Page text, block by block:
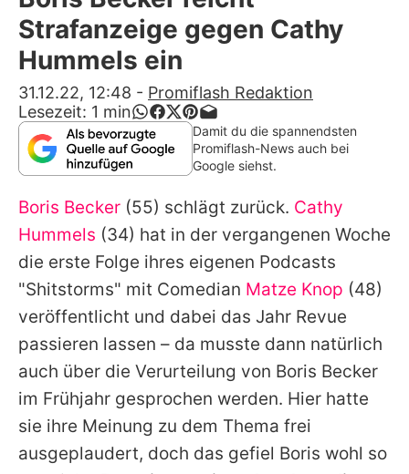
Alle Themen auf Promiflash
Jobs
App runterladen
Team
Redaktionelle Richtlinien
Impressum
Datenschutzerklärung
Nutzungsbedingungen
Utiq verwalten
Strafanzeige gegen Cathy
Hummels ein
31.12.22, 12:48 - Promiflash Redaktion
Lesezeit: 1 min
Damit du die spannendsten
Promiflash-News auch bei
Google siehst.
Boris Becker (55) schlägt zurück. Cathy
Hummels (34) hat in der vergangenen Woche
die erste Folge ihres eigenen Podcasts
"Shitstorms" mit Comedian Matze Knop (48)
veröffentlicht und dabei das Jahr Revue
passieren lassen – da musste dann natürlich
auch über die Verurteilung von Boris Becker
im Frühjahr gesprochen werden. Hier hatte
sie ihre Meinung zu dem Thema frei
ausgeplaudert, doch das gefiel Boris wohl so